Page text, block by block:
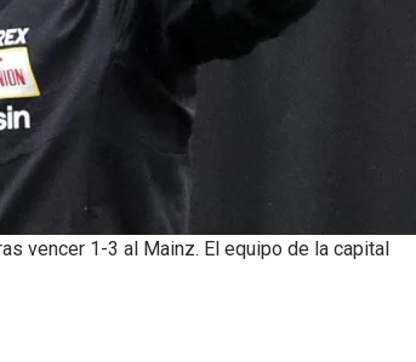
vencer 1-3 al Mainz. El equipo de la capital